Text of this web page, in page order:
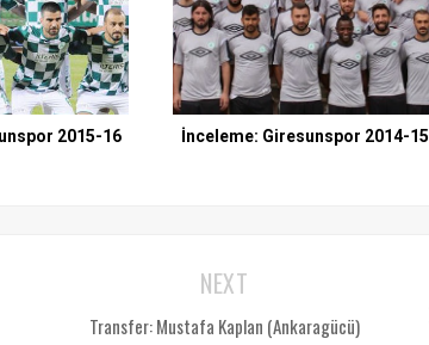
2015-16 İnceleme: Giresunspor 2014-15
NEXT
Transfer: Mustafa Kaplan (Ankaragücü)